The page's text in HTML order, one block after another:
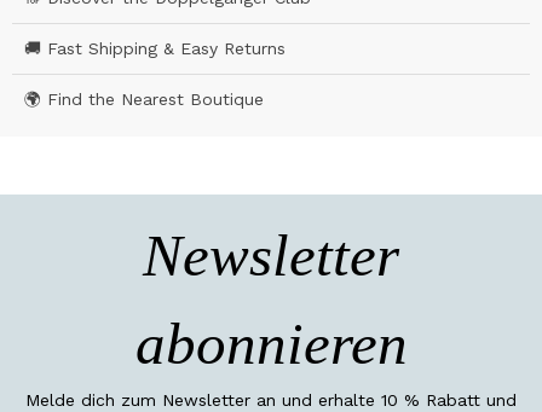
🚚 Fast Shipping & Easy Returns
🌍 Find the Nearest Boutique
Newsletter
abonnieren
Melde dich zum Newsletter an und erhalte 10 % Rabatt und